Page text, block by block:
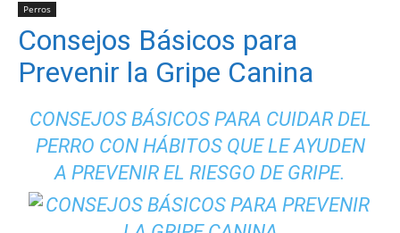
Perros
–
Razas
Perros
Consejos Básicos para
Prevenir la Gripe Canina
CONSEJOS BÁSICOS PARA CUIDAR DEL
PERRO CON HÁBITOS QUE LE AYUDEN
A PREVENIR EL RIESGO DE GRIPE.